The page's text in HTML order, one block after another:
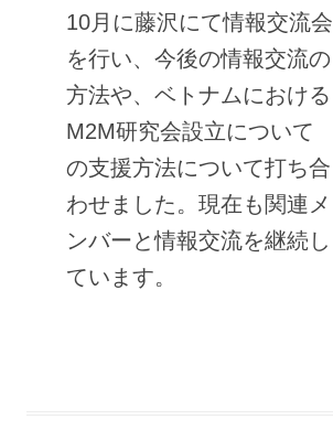
10月に藤沢にて情報交流会
を行い、今後の情報交流の
方法や、ベトナムにおける
M2M研究会設立について
の支援方法について打ち合
わせました。現在も関連メ
ンバーと情報交流を継続し
ています。